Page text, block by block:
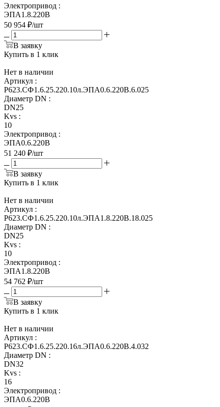
Электропривод :
ЭПА1.8.220В
50 954 ₽/шт
В заявку
Купить в 1 клик
Нет в наличии
Артикул :
Р623.СФ1.6.25.220.10л.ЭПА0.6.220В.6.025
Диаметр DN :
DN25
Kvs :
10
Электропривод :
ЭПА0.6.220В
51 240 ₽/шт
В заявку
Купить в 1 клик
Нет в наличии
Артикул :
Р623.СФ1.6.25.220.10л.ЭПА1.8.220В.18.025
Диаметр DN :
DN25
Kvs :
10
Электропривод :
ЭПА1.8.220В
54 762 ₽/шт
В заявку
Купить в 1 клик
Нет в наличии
Артикул :
Р623.СФ1.6.25.220.16л.ЭПА0.6.220В.4.032
Диаметр DN :
DN32
Kvs :
16
Электропривод :
ЭПА0.6.220В